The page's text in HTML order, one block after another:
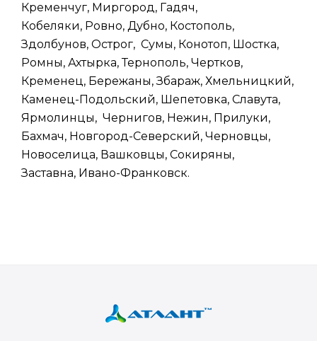
Кременчуг, Миргород, Гадяч,
Кобеляки, Ровно, Дубно, Костополь,
Здолбунов, Острог, Сумы, Конотоп, Шостка,
Ромны, Ахтырка, Тернополь, Чертков,
Кременец, Бережаны, Збараж, Хмельницкий,
Каменец-Подольский, Шепетовка, Славута,
Ярмолинцы, Чернигов, Нежин, Прилуки,
Бахмач, Новгород-Северский, Черновцы,
Новоселица, Вашковцы, Сокиряны,
Заставна, Ивано-Франковск.